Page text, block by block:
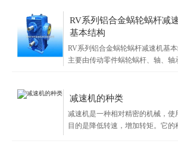
弧圆柱蜗杆减速器》和JB/T6387-
装式圆弧圆柱蜗杆减速器》的优点
现六面安装。
RV系列铝合金蜗轮蜗杆减
基本结构
RV系列铝合金蜗轮蜗杆减速机基
主要由传动零件蜗轮蜗杆、轴、轴
箱体是蜗轮蜗杆减速机中所有配件
正确相对位置并支撑作用在减速机
的重要配件。
减速机的种类
减速机是一种相对精密的机械，使
目的是降低转速，增加转矩。它的